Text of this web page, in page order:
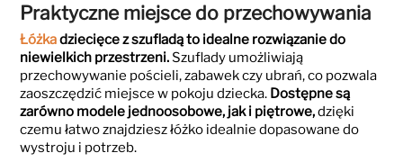
Praktyczne miejsce do przechowywania
Łóżkadziecięce z szufladą to idealne rozwiązanie do
niewielkich przestrzeni. Szuflady umożliwiają
przechowywanie pościeli, zabawek czy ubrań, co pozwala
zaoszczędzić miejsce w pokoju dziecka. Dostępne są
zarówno modele jednoosobowe, jak i piętrowe,dzięki
czemu łatwo znajdziesz łóżko idealnie dopasowane do
wystroju i potrzeb.